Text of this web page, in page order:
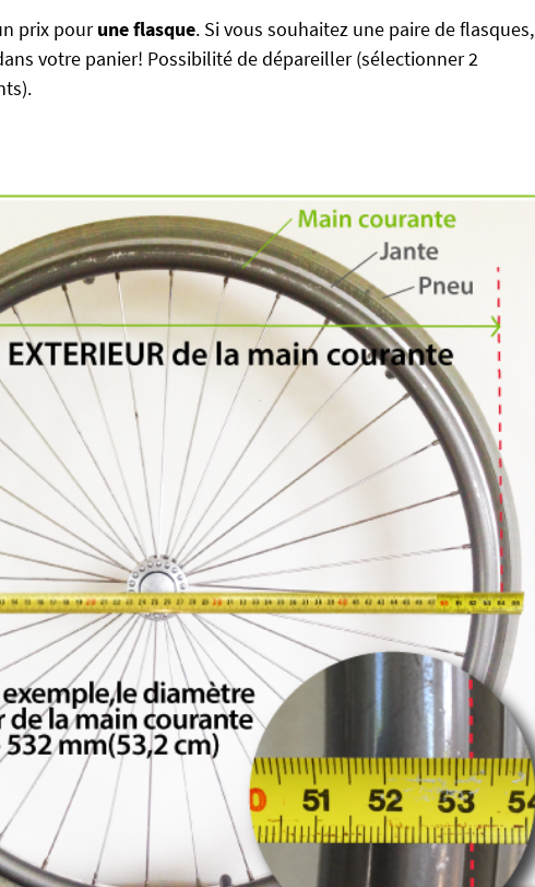
prix pourune flasque. Si vous souhaitez une paire de flasques,
votre panier! Possibilité de dépareiller (sélectionner 2